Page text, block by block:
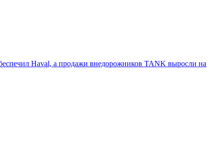
Haval, а продажи внедорожников TANK выросли на